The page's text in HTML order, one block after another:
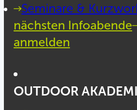
Seminare &
nächsten Infoabende
anmelden
OUTDOOR